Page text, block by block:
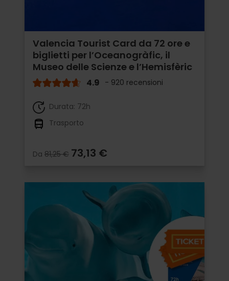
Valencia Tourist Card da 72 ore e
biglietti per l’Oceanogràfic, il
Museo delle Scienze e l’Hemisfèric
4.9 - 920 recensioni
Durata: 72h
Trasporto
Da 81,25 € 73,13 €